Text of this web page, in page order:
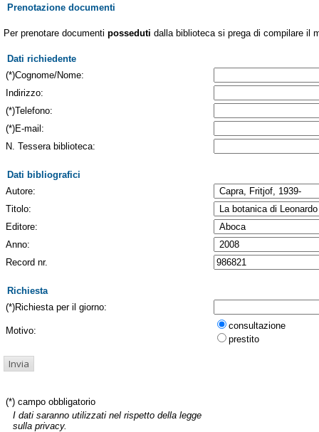
Prenotazione documenti
Per prenotare documenti posseduti dalla biblioteca si prega di compilare il
Dati richiedente
(*)Cognome/Nome:
Indirizzo:
(*)Telefono:
(*)E-mail:
N. Tessera biblioteca:
Dati bibliografici
Autore:
Titolo:
Editore:
Anno:
Record nr.
Richiesta
(*)Richiesta per il giorno:
Motivo:
consultazione
prestito
(*) campo obbligatorio
I dati saranno utilizzati nel rispetto della legge
sulla privacy.